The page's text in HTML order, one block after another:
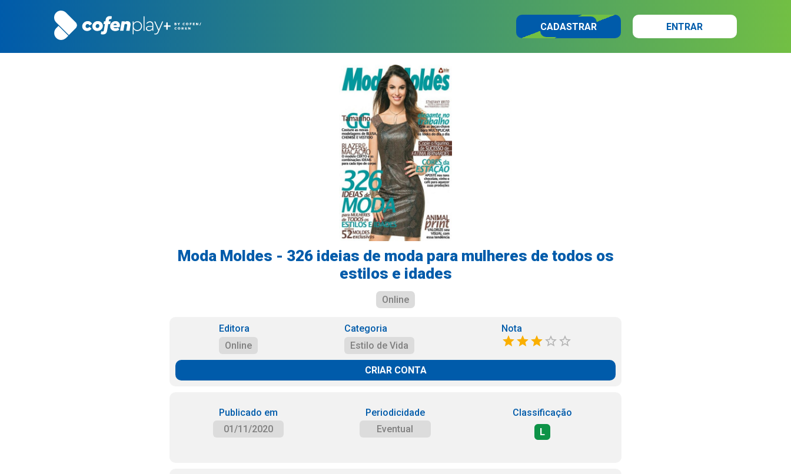
CADASTRAR ENTRAR
Moda Moldes - 326 ideias de moda para mulheres de todos os
estilos e idades
Online
Editora
Online
Categoria
Estilo de Vida
Nota
CRIAR CONTA
Publicado em
01/11/2020
Periodicidade
Eventual
Classificação
L